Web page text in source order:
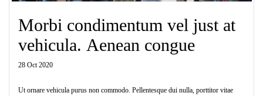
Morbi condimentum vel just at
vehicula. Aenean congue
28 Oct 2020
Ut ornare vehicula purus non commodo. Pellentesque dui nulla, porttitor vitae